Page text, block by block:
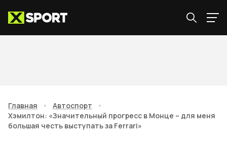
Главная • Автоспорт
•
Хэмилтон: «Значительный прогресс в Монце – для меня
большая честь выступать за Ferrari»